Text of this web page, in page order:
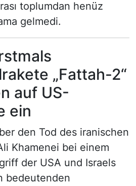
toplumdan henüz
gelmedi.
„Fattah-2“
auf US-
ein
den Tod des iranischen
Khamenei bei einem
der USA und Israels
bedeutenden